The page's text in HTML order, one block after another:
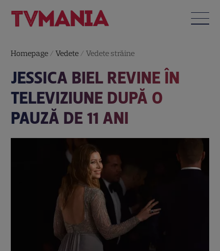
Homepage /Vedete /Vedete străine
JESSICA BIEL REVINE ÎN
TELEVIZIUNE DUPĂ O
PAUZĂ DE 11 ANI